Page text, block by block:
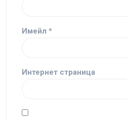
Имейл *
Интернет страница